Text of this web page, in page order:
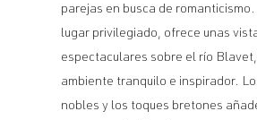
parejas en busca de
lugar privilegiado, ofrece unas
espectaculares sobre el río
ambiente tranquilo e inspirador.
nobles y los toques bretones